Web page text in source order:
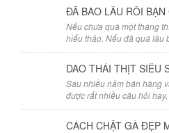
ĐÃ BAO LÂU RỒI
Nếu chưa quá một tháng
hiếu thảo. Nếu đã quá lâu
DAO THÁI THỊT SIÊU
Sau nhiều năm bán hàng
được rất nhiều câu hỏi
CÁCH CHẶT GÀ ĐẸP